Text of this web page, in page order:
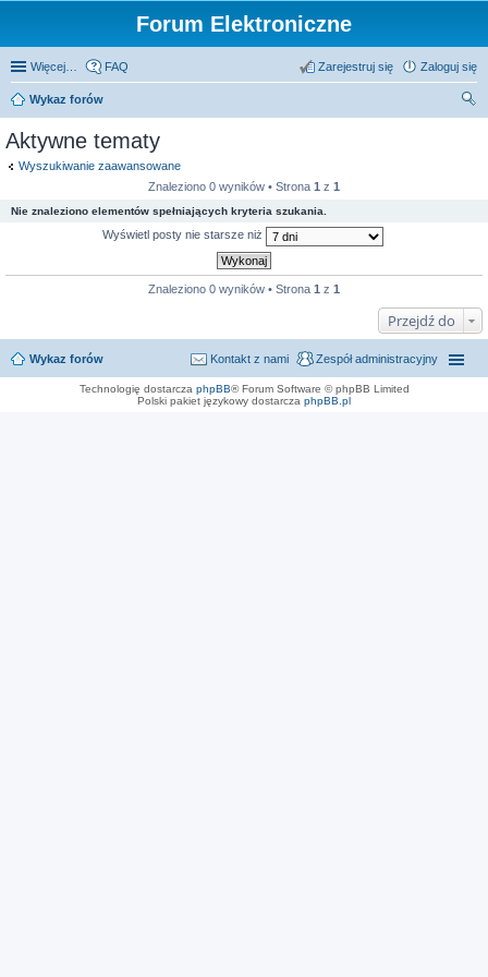
Forum Elektroniczne
Więcej… FAQ Zaloguj się
Zarejestruj się
Wykaz forów
Aktywne tematy
Wyszukiwanie zaawansowane
Znaleziono 0 wyników • Strona 1 z 1
Nie znaleziono elementów spełniających kryteria szukania.
Wyświetl posty nie starsze niż
Znaleziono 0 wyników • Strona 1 z 1
Przejdź do
Wykaz forów Zespół administracyjny
Kontakt z nami
Technologię dostarcza phpBB® Forum Software © phpBB Limited
Polski pakiet językowy dostarcza phpBB.pl